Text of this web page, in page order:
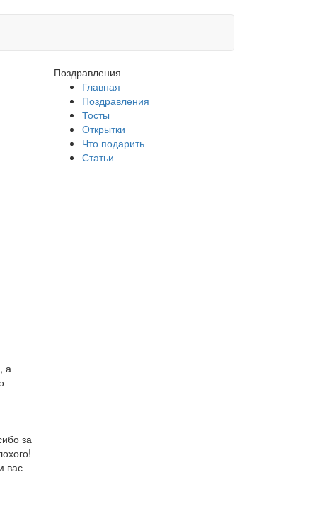
а
за
вас
Поздравления
Главная
Поздравления
Тосты
Открытки
Что подарить
Статьи